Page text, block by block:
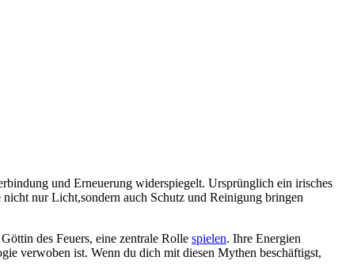
und Erneuerung widerspiegelt. Ursprünglich ein irisches
nur Licht,sondern auch ⁤Schutz und⁢ Reinigung bringen
des Feuers, eine⁤ zentrale Rolle spielen. Ihre Energien
verwoben ist. Wenn du‍ dich mit diesen Mythen beschäftigst,⁤